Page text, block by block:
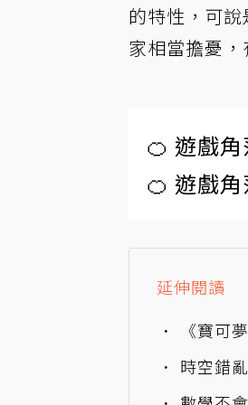
的特性，可
家相當擔憂
🍊 遊戲
🍊 遊戲
延伸閱讀
《寶可
時空錯